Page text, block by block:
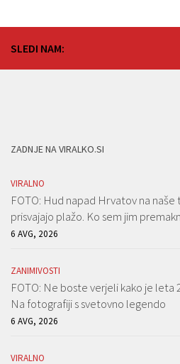
SLEDI NAM:
ZADNJE NA VIRALKO.SI
VIRALNO
FOTO: Hud napad Hrvatov na naše
prisvajajo plažo. Ko sem jim
6 AVG, 2026
ZANIMIVOSTI
FOTO: Ne boste verjeli kako je leta
Na fotografiji s svetovno legendo
6 AVG, 2026
VIRALNO